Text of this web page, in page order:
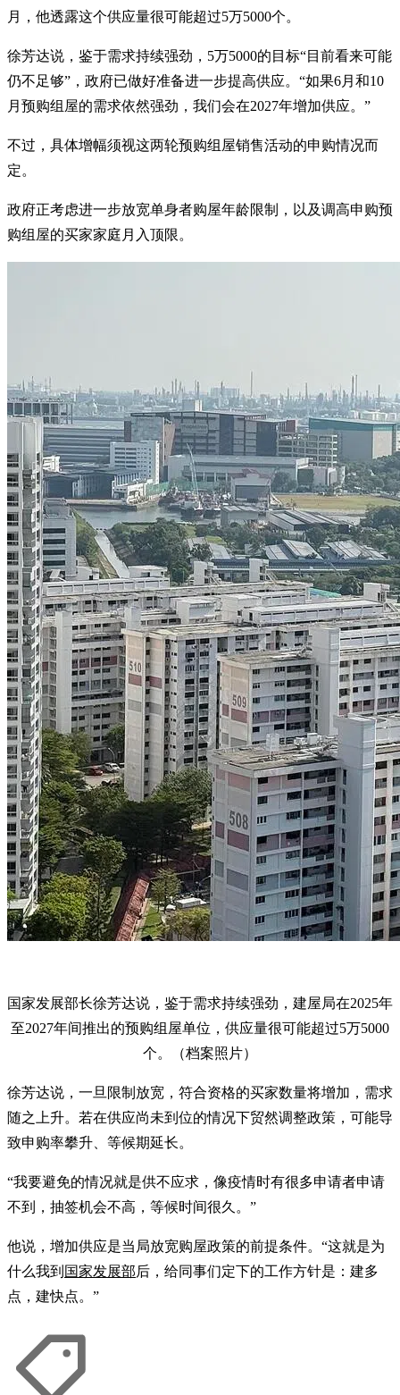
月，他透露这个供应量很可能超过5万5000个。
徐芳达说，鉴于需求持续强劲，5万5000的目标“目前看来可能
仍不足够”，政府已做好准备进一步提高供应。“如果6月和10
月预购组屋的需求依然强劲，我们会在2027年增加供应。”
不过，具体增幅须视这两轮预购组屋销售活动的申购情况而
定。
政府正考虑进一步放宽单身者购屋年龄限制，以及调高申购预
购组屋的买家家庭月入顶限。
国家发展部长徐芳达说，鉴于需求持续强劲，建屋局在2025年
至2027年间推出的预购组屋单位，供应量很可能超过5万5000
个。（档案照片）
徐芳达说，一旦限制放宽，符合资格的买家数量将增加，需求
随之上升。若在供应尚未到位的情况下贸然调整政策，可能导
致申购率攀升、等候期延长。
“我要避免的情况就是供不应求，像疫情时有很多申请者申请
不到，抽签机会不高，等候时间很久。”
他说，增加供应是当局放宽购屋政策的前提条件。“这就是为
什么我到 国家发展部后，给同事们定下的工作方针是：建多
点，建快点。”